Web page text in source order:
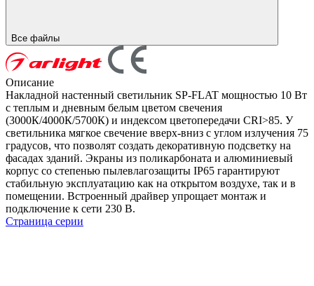
Все файлы
Описание
Накладной настенный светильник SP-FLAT мощностью 10 Вт
с теплым и дневным белым цветом свечения
(3000К/4000К/5700К) и индексом цветопередачи CRI>85. У
светильника мягкое свечение вверх-вниз с углом излучения 75
градусов, что позволят создать декоративную подсветку на
фасадах зданий. Экраны из поликарбоната и алюминиевый
корпус со степенью пылевлагозащиты IP65 гарантируют
стабильную эксплуатацию как на открытом воздухе, так и в
помещении. Встроенный драйвер упрощает монтаж и
подключение к сети 230 В.
Страница серии